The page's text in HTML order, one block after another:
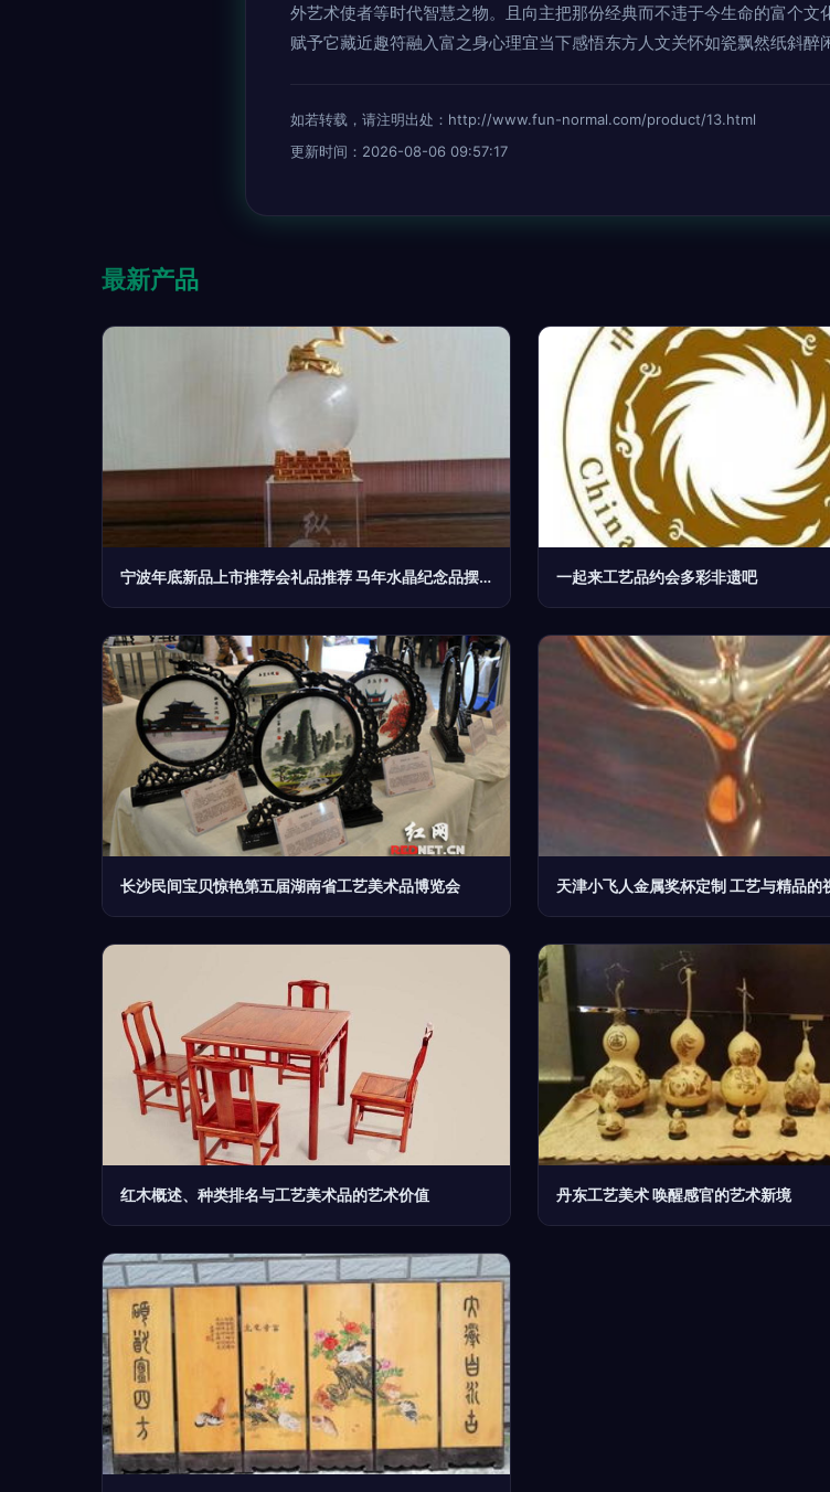
外艺术使者等时代智慧之物。且向主把那份经典而不违于今生命的富个文
赋予它藏近趣符融入富之身心理宜当下感悟东方人文关怀如瓷飘然纸斜醉
如若转载，请注明出处：http://www.fun-normal.com/product/13.html
更新时间：2026-08-06 09:57:17
最新产品
宁波年底新品上市推荐会礼品推荐 马年水晶纪念品摆饰采购指南 一起来工艺品约会多彩非遗吧
长沙民间宝贝惊艳第五届湖南省工艺美术品博览会 天津小飞人金属奖杯定制 工艺与精品的
红木概述、种类排名与工艺美术品的艺术价值 丹东工艺美术 唤醒感官的艺术新境